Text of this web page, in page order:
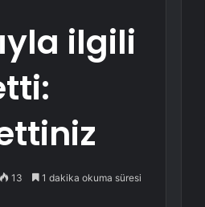
ilgili
13 1 dakika okuma süresi